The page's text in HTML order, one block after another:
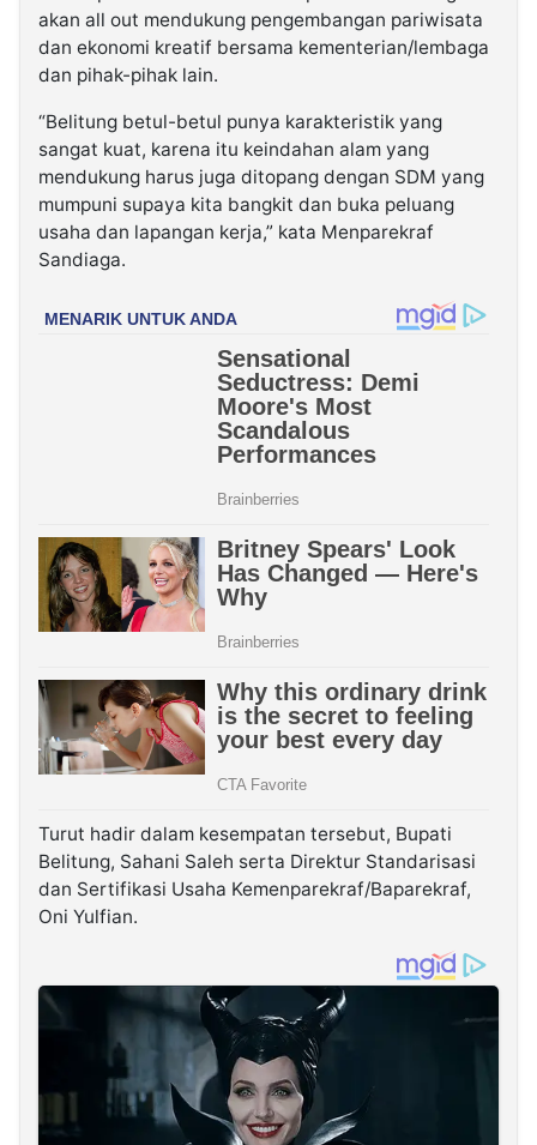
akan all out mendukung pengembangan pariwisata
dan ekonomi kreatif bersama kementerian/lembaga
dan pihak-pihak lain.
“Belitung betul-betul punya karakteristik yang
sangat kuat, karena itu keindahan alam yang
mendukung harus juga ditopang dengan SDM yang
mumpuni supaya kita bangkit dan buka peluang
usaha dan lapangan kerja,” kata Menparekraf
Sandiaga.
Turut hadir dalam kesempatan tersebut, Bupati
Belitung, Sahani Saleh serta Direktur Standarisasi
dan Sertifikasi Usaha Kemenparekraf/Baparekraf,
Oni Yulfian.